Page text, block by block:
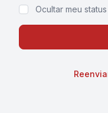
Ocultar meu